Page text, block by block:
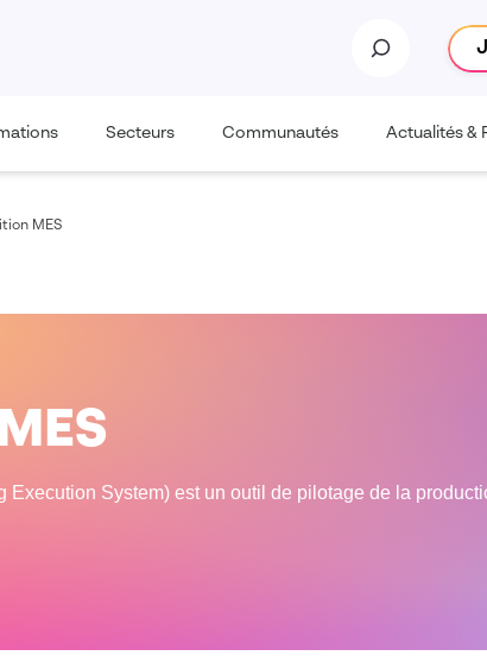
Secteurs Communautés Actualités &
MES
Execution System) est un outil de pilotage de la